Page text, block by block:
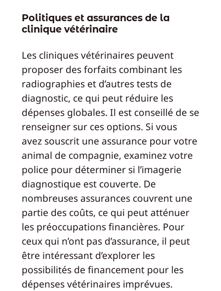
Politiques et assurances de la
clinique vétérinaire
Les cliniques vétérinaires peuvent
proposer des forfaits combinant les
radiographies et d’autres tests de
diagnostic, ce qui peut réduire les
dépenses globales. Il est conseillé de se
renseigner sur ces options. Si vous
avez souscrit une assurance pour votre
animal de compagnie, examinez votre
police pour déterminer si l’imagerie
diagnostique est couverte. De
nombreuses assurances couvrent une
partie des coûts, ce qui peut atténuer
les préoccupations financières. Pour
ceux qui n’ont pas d’assurance, il peut
être intéressant d’explorer les
possibilités de financement pour les
dépenses vétérinaires imprévues.